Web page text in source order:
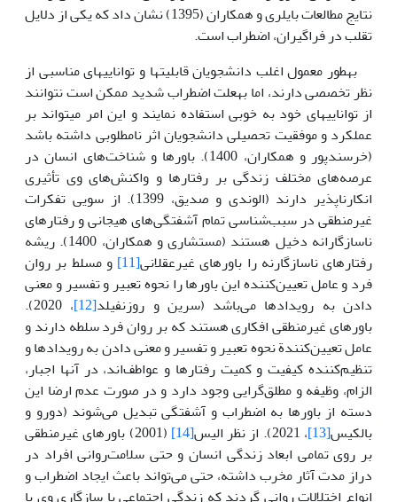
نتایج مطالعات بایلری و همکاران (1395) نشان داد که یکی از دلایل
تقلب در فراگیران، اضطراب است.
به‏طور معمول اغلب دانشجویان قابلیت‏ها و توانایی‏های مناسبی از
نظر تخصصی دارند، اما به‏علت اضطراب شدید ممکن است نتوانند
از توانایی‏های خود به خوبی استفاده نمایند و این امر می‏تواند بر
عملکرد و موفقیت تحصیلی دانشجویان اثر نامطلوبی داشته باشد
(خرسندپور و همکاران، 1400). باورها و شناخت‌های انسان در
عرصه‌های مختلف زندگی بر رفتارها و واکنش‌های وی تأثیری
انکارناپذیر دارند (الوندی و صدیق، 1399). از سویی تفکرات
غیرمنطقی در سبب‌شناسی تمام آشفتگی‌های هیجانی و رفتارهای
ناسازگارانه دخیل هستند (مستشاری و همکاران، 1400). ریشه
رفتارهای ناسازگارنه را باورهای غیرعقلانی[11]
و مسلط بر روان
فرد و عامل تعیین‌کننده این باورها را نحوه تعبیر و تفسیر و معنی
دادن به رویدادها می‌باشد (سرین و روزنفیلد[12]
، 2020).
باورهای غیرمنطقی افکاری هستند که بر روان فرد سلطه دارند و
عامل تعیین‌کنندة نحوه تعبیر و تفسیر و معنی دادن به رویدادها و
تنظیم‌کننده کیفیت و کمیت رفتارها و عواطف‌اند، در آنها اجبار،
الزام، وظیفه و مطلق‌گرایی وجود دارد و در صورت عدم ارضا این
دسته از باورها به اضطراب و آشفتگی تبدیل می‌شوند (دورو و
بالکیس[13] ، 2021). از نظر الیس [14]
(2001) باورهای غیرمنطقی
بر روی تمامی ابعاد زندگی انسان و حتی سلامت‌روانی افراد در
دراز مدت آثار مخرب داشته، حتی می‌تواند باعث ایجاد اضطراب و
انواع اختلالات روانی گردند که زندگی اجتماعی یا سازگاری وی با